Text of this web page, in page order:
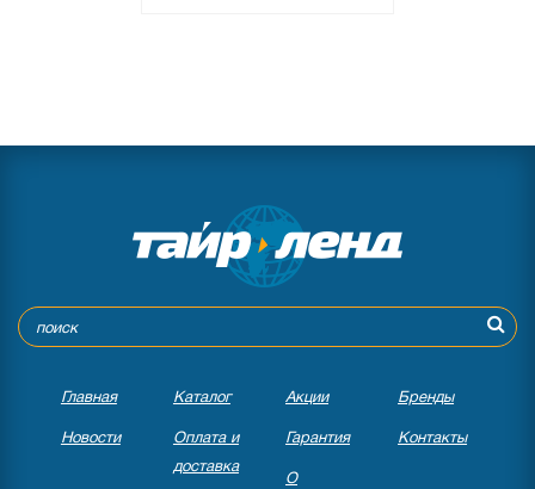
Главная Каталог Акции Бренды
Новости
Оплата и
доставка
Гарантия Контакты
О